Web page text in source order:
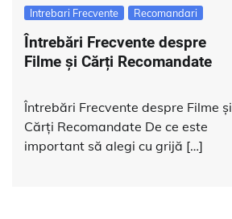
Intrebari Frecvente Recomandari
Întrebări Frecvente despre
Filme și Cărți Recomandate
Întrebări Frecvente despre Filme și
Cărți Recomandate De ce este
important să alegi cu grijă […]